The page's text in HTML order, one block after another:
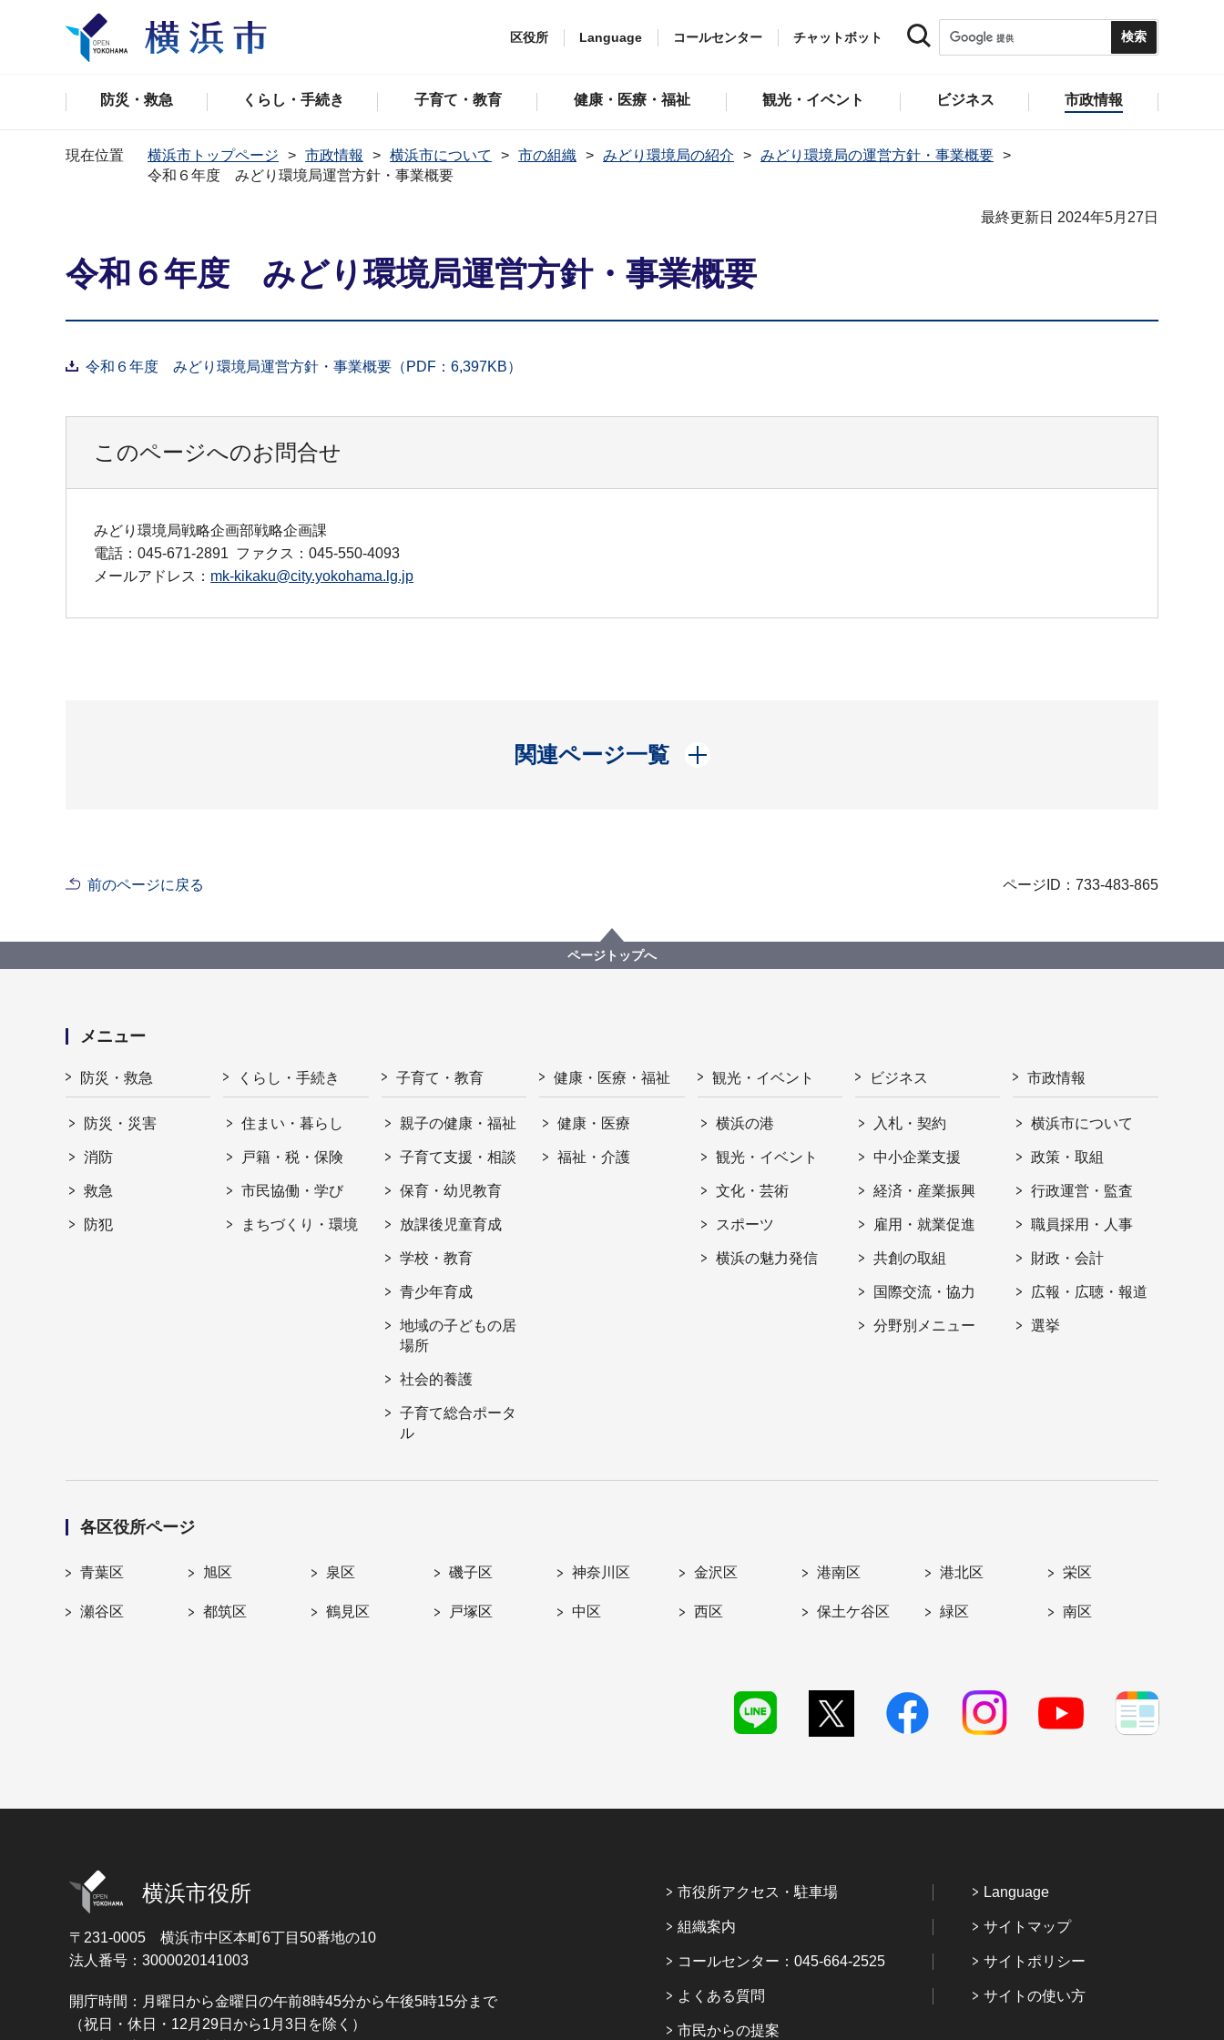
区役所 Language コールセンター チャットボット
防災・救急 くらし・手続き 子育て・教育 健康・医療・福祉 観光・イベント ビジネス 市政情報
現在位置 横浜市トップページ 市政情報 横浜市について 市の組織 みどり環境局の紹介
みどり環境局の運営方針・事業概要
令和６年度 みどり環境局運営方針・事業概要
最終更新日 2024年5月27日
令和６年度 みどり環境局運営方針・事業概要
令和６年度 みどり環境局運営方針・事業概要（PDF：6,397KB）
このページへのお問合せ
みどり環境局戦略企画部戦略企画課
電話：045-671-2891 ファクス：045-550-4093
メールアドレス： mk-kikaku@city.yokohama.lg.jp
関連ページ一覧
開く
前のページに戻る ページID：733-483-865
ページトップへ
メニュー
防災・救急
防災・災害
消防
救急
防犯
くらし・手続き
住まい・暮らし
戸籍・税・保険
市民協働・学び
まちづくり・環境
子育て・教育
親子の健康・福祉
子育て支援・相談
保育・幼児教育
放課後児童育成
学校・教育
青少年育成
地域の子どもの居
場所
社会的養護
子育て総合ポータ
ル
健康・医療・福祉
健康・医療
福祉・介護
観光・イベント
横浜の港
観光・イベント
文化・芸術
スポーツ
横浜の魅力発信
ビジネス
入札・契約
中小企業支援
経済・産業振興
雇用・就業促進
共創の取組
国際交流・協力
分野別メニュー
市政情報
横浜市について
政策・取組
行政運営・監査
職員採用・人事
財政・会計
広報・広聴・報道
選挙
各区役所ページ
青葉区 旭区 泉区 磯子区 神奈川区 金沢区 港南区 港北区 栄区
瀬谷区 都筑区 鶴見区 戸塚区 中区 西区 保土ケ谷区 緑区 南区
横浜市役所
〒231-0005 横浜市中区本町6丁目50番地の10
法人番号：3000020141003
開庁時間：月曜日から金曜日の午前8時45分から午後5時15分まで
（祝日・休日・12月29日から1月3日を除く）
市役所アクセス・駐車場
組織案内
コールセンター：045-664-2525
よくある質問
市民からの提案
Language
サイトマップ
サイトポリシー
サイトの使い方